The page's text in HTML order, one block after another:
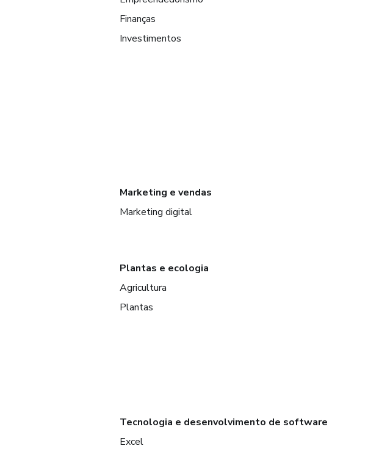
Finanças
Investimentos
Marketing e vendas
Marketing digital
Plantas e ecologia
Agricultura
Plantas
Tecnologia e desenvolvimento de software
Excel